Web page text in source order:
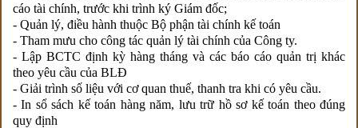
cáo tài chính, trước khi trình ký Giám đốc;
- Quản lý, điều hành thuộc Bộ phận tài chính kế toán
- Tham mưu cho công tác quản lý tài chính của Công ty.
- Lập BCTC định kỳ hàng tháng và các báo cáo quản trị khác
theo yêu cầu của BLĐ
- Giải trình số liệu với cơ quan thuế, thanh tra khi có yêu cầu.
- In sổ sách kế toán hàng năm, lưu trữ hồ sơ kế toán theo đúng
quy định